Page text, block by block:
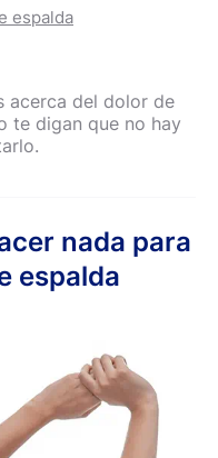
espalda
acerca del dolor de
te digan que no hay
nada para
espalda